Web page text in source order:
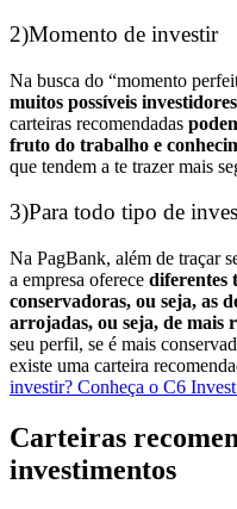
2)Momento de investir
Na busca do “momento
muitos possíveis
carteiras recomendadas
fruto do trabalho e
que tendem a te trazer mais
3)Para todo tipo de
Na PagBank, além de traçar
a empresa oferece diferentes
conservadoras, ou seja, as
arrojadas, ou seja, de mais
seu perfil, se é mais
existe uma carteira
investir? Conheça o C6
Carteiras
investimentos